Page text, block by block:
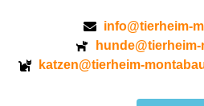
info@tierheim-
katzen@tierheim-